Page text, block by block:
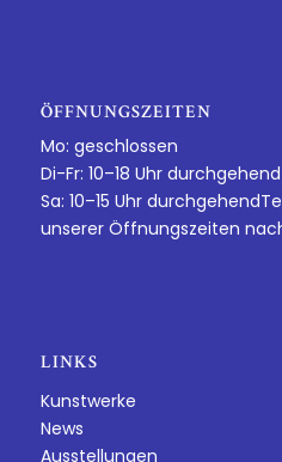
ÖFFNUNGSZEITEN
Mo: geschlossen
Di-Fr: 10–18 Uhr durchgehend
Sa: 10–15 Uhr
unserer Öffnungszeiten
LINKS
Kunstwerke
News
Ausstellungen